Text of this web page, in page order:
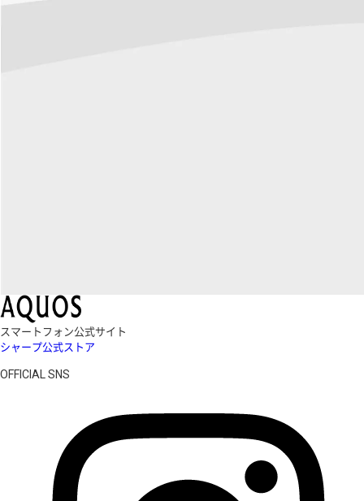
スマートフォン公式サイト
シャープ公式ストア
OFFICIAL SNS